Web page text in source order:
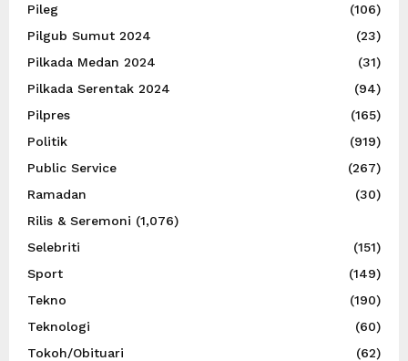
Pileg
(106)
Pilgub Sumut 2024
(23)
Pilkada Medan 2024
(31)
Pilkada Serentak 2024
(94)
Pilpres
(165)
Politik
(919)
Public Service
(267)
Ramadan
(30)
Rilis & Seremoni (1,076)
Selebriti
(151)
Sport
(149)
Tekno
(190)
Teknologi
(60)
Tokoh/Obituari
(62)